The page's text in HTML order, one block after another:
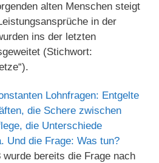
alten Menschen steigt
in der
ins der letzten
(Stichwort:
Lohnfragen: Entgelte
die Schere zwischen
die Unterschiede
Und die Frage: Was tun?
bereits die Frage nach